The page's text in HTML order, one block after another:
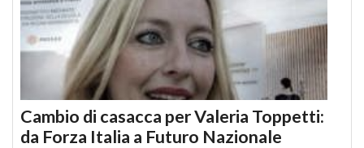
Cambio di casacca per Valeria Toppetti:
da Forza Italia a Futuro Nazionale